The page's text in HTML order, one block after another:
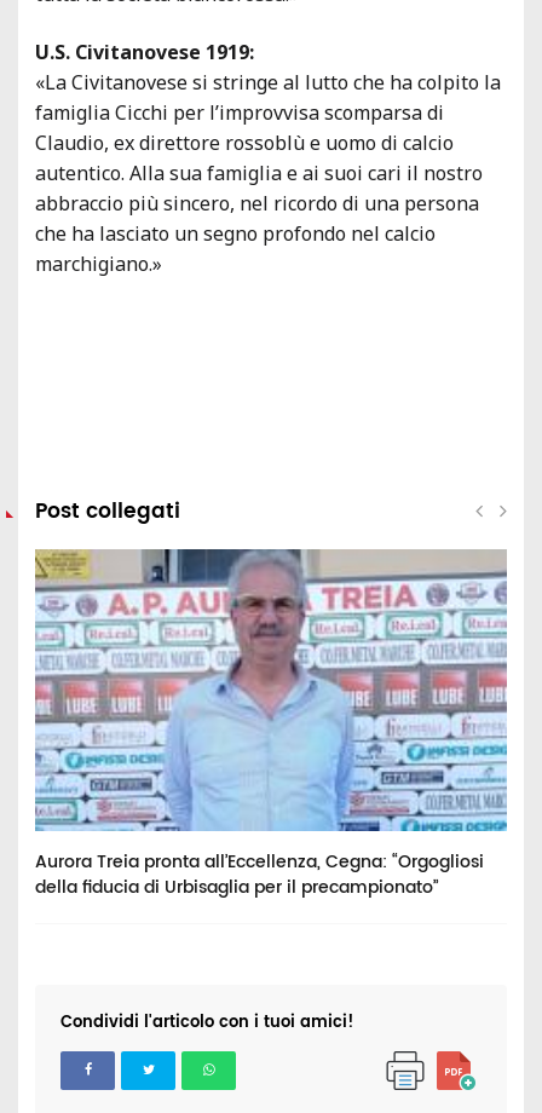
U.S. Civitanovese 1919:
«La Civitanovese si stringe al lutto che ha colpito la
famiglia Cicchi per l’improvvisa scomparsa di
Claudio, ex direttore rossoblù e uomo di calcio
autentico. Alla sua famiglia e ai suoi cari il nostro
abbraccio più sincero, nel ricordo di una persona
che ha lasciato un segno profondo nel calcio
marchigiano.»
Post collegati
Aurora Treia pronta all’Eccellenza, Cegna: “Orgogliosi
della fiducia di Urbisaglia per il precampionato”
Condividi l'articolo con i tuoi amici!